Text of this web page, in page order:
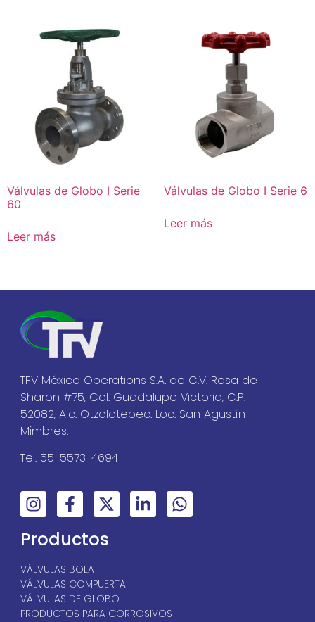
Válvulas de Globo I Serie
60
Leer más
Válvulas de Globo I Serie 6
Leer más
TFV México Operations S.A. de C.V. Rosa de
Sharon #75, Col. Guadalupe Victoria, C.P.
52082, Alc. Otzolotepec. Loc. San Agustín
Mimbres.
Tel. 55-5573-4694
Productos
VÁLVULAS BOLA
VÁLVULAS COMPUERTA
VÁLVULAS DE GLOBO
PRODUCTOS PARA CORROSIVOS